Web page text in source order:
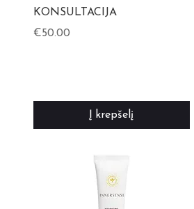
KONSULTACIJA
Kaina
€50.00
Į krepšelį